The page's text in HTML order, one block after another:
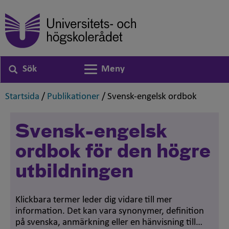
Sök
Växla navigering
Meny
Startsida ,
/ Publikationer ,
/ Svensk-engelsk ordbok
Svensk-engelsk
ordbok för den högre
utbildningen
Klickbara termer leder dig vidare till mer
information. Det kan vara synonymer, definition
på svenska, anmärkning eller en hänvisning till